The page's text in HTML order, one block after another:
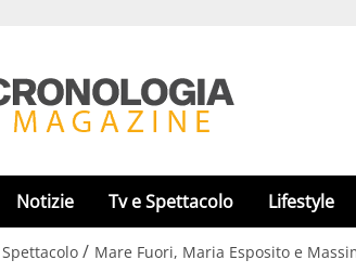
Notizie Tv e Spettacolo Lifestyle
/ Mare Fuori, Maria Esposito e